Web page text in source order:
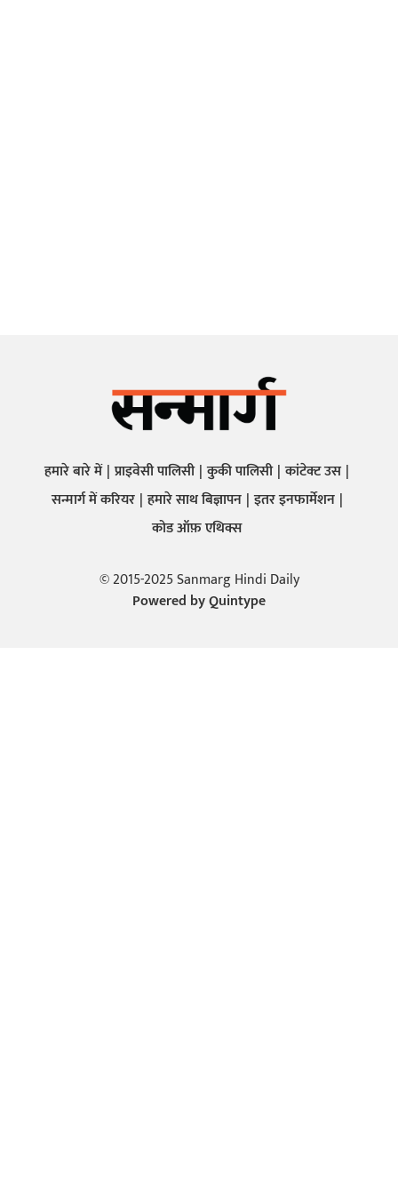
हमारे बारे में प्राइवेसी पालिसी कुकी पालिसी कांटेक्ट उस
सन्मार्ग में करियर हमारे साथ बिज्ञापन इतर इनफार्मेशन
कोड ऑफ़ एथिक्स
© 2015-2025 Sanmarg Hindi Daily
Powered byQuintype